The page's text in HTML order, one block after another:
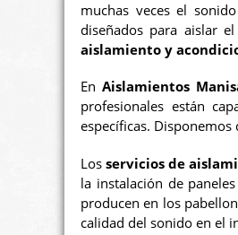
muchas veces el
diseñados para aislar
aislamiento y
En Aislamientos
profesionales están
específicas.
Losservicios de
la instalación de
producen en los
calidad del sonido en el